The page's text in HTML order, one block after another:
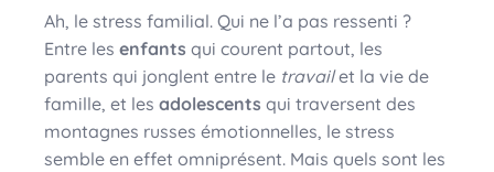
Ah, le stress familial. Qui ne l’a pas ressenti ?
Entre les enfants qui courent partout, les
parents qui jonglent entre le travailet la vie de
famille, et les adolescents qui traversent des
montagnes russes émotionnelles, le stress
semble en effet omniprésent. Mais quels sont les